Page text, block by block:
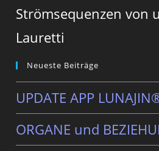
Strömsequenzen von
Lauretti
Neueste Beiträge
UPDATE APP
ORGANE und